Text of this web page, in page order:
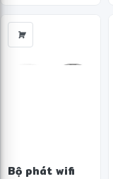
Bộ phát wifi